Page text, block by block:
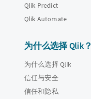
Qlik Predict
Qlik Automate
为什么选择 Qlik？
为什么选择 Qlik
信任与安全
信任和隐私